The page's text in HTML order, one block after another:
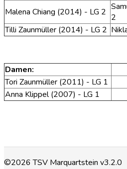
Malena Chiang (2014) - LG 2 2
Tilli Zaunmüller (2014) - LG 2
Damen:
Tori Zaunmüller (2011) - LG 1
Anna Klippel (2007) - LG 1
©2026 TSV Marquartstein v3.2.0